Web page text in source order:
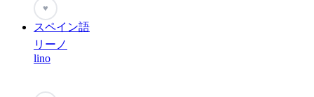
♥
スペイン語
リーノ
lino